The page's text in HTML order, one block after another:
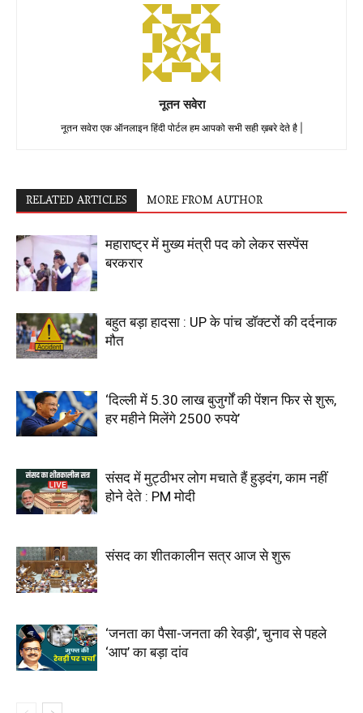
नूतन सवेरा
नूतन सवेरा एक ऑनलाइन हिंदी पोर्टल हम आपको सभी सही ख़बरे देते है |
RELATED ARTICLES MORE FROM AUTHOR
महाराष्ट्र में मुख्य मंत्री पद को लेकर सस्पेंस
बरकरार
बहुत बड़ा हादसा : UP के पांच डॉक्टरों की दर्दनाक
मौत
‘दिल्ली में 5.30 लाख बुजुर्गों की पेंशन फिर से शुरू,
हर महीने मिलेंगे 2500 रुपये’
संसद में मुट्ठीभर लोग मचाते हैं हुड़दंग, काम नहीं
होने देते : PM मोदी
संसद का शीतकालीन सत्र आज से शुरू
‘जनता का पैसा-जनता की रेवड़ी’, चुनाव से पहले
‘आप’ का बड़ा दांव